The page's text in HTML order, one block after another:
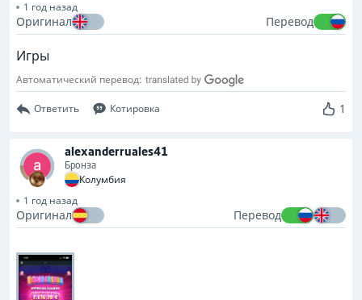
1 год назад
Оригинал Перевод
Игры
Автоматический перевод:
Ответить Котировка 1
alexanderruales41
Бронза
Колумбия
1 год назад
Оригинал Перевод